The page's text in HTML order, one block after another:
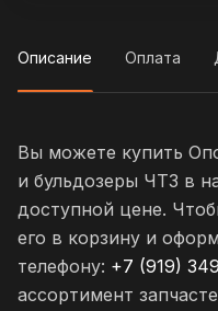
Описание Оплата
Вы можете купить
и бульдозеры ЧТЗ в
доступной цене.
его в корзину и
телефону: +7 (919)
ассортимент